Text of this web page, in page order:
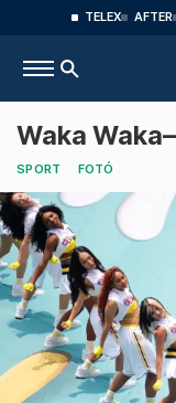
TELEX AFTER
Waka
SPORT FOTÓ